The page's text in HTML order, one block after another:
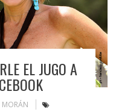
EL JUGO A
MORÁN